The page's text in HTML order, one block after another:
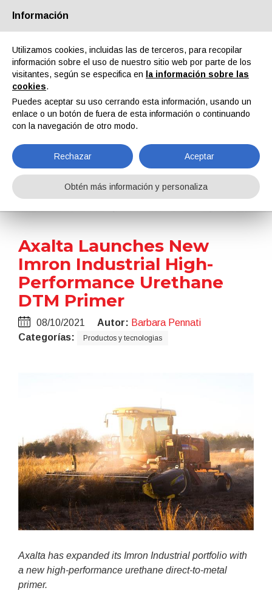
Quiénes somos Socios Contactos Área reservada
Noticias
Noticias Axalta Launches New Imron Industrial High-Performance Urethane DTM Primer
Axalta Launches New
Imron Industrial High-
Performance Urethane
DTM Primer
08/10/2021 Autor: Barbara Pennati
Categorías:
Productos y tecnologias
Axalta has expanded its Imron Industrial portfolio with
a new high-performance urethane direct-to-metal
primer.
Información
Utilizamos cookies, incluidas las de terceros, para recopilar
información sobre el uso de nuestro sitio web por parte de los
visitantes, según se especifica en
la información sobre las
cookies.
Puedes aceptar su uso cerrando esta información, usando un
enlace o un botón de fuera de esta información o continuando
con la navegación de otro modo.
Rechazar Aceptar
Obtén más información y personaliza